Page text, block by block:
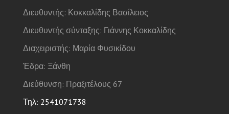
Διευθυντής: Κοκκαλίδης Βασίλειος
Διευθυντής σύνταξης: Γιάννης Κοκκαλίδης
Διαχειριστής: Μαρία Φυσικίδου
Έδρα: Ξάνθη
Διεύθυνση: Πραξιτέλους 67
Τηλ: 2541071738